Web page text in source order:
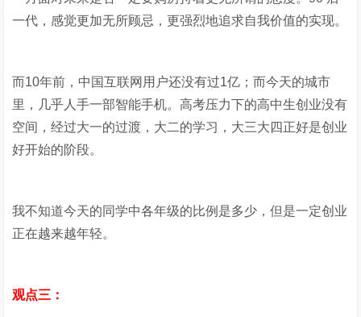
一代，感觉更加无所顾忌，更强烈地追求自我价值的实现。
而10年前，中国互联网用户还没有过1亿；而今天的城市
里，几乎人手一部智能手机。高考压力下的高中生创业没有
空间，经过大一的过渡，大二的学习，大三大四正好是创业
好开始的阶段。
我不知道今天的同学中各年级的比例是多少，但是一定创业
正在越来越年轻。
观点三：